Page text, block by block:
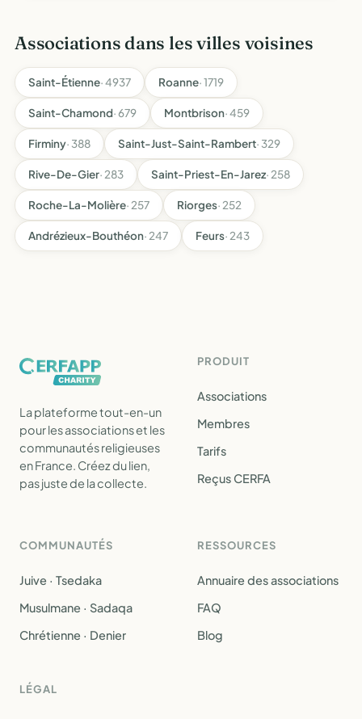
Associations dans les villes voisines
Saint-Étienne· 4937 Roanne· 1719
Saint-Chamond· 679 Montbrison· 459
Firminy· 388 Saint-Just-Saint-Rambert· 329
Rive-De-Gier· 283 Saint-Priest-En-Jarez· 258
Roche-La-Molière· 257 Riorges· 252
Andrézieux-Bouthéon· 247 Feurs· 243
La plateforme tout-en-un
pour les associations et les
communautés religieuses
en France. Créez du lien,
pas juste de la collecte.
PRODUIT
Associations
Membres
Tarifs
Reçus CERFA
COMMUNAUTÉS
Juive · Tsedaka
Musulmane · Sadaqa
Chrétienne · Denier
RESSOURCES
Annuaire des associations
FAQ
Blog
LÉGAL